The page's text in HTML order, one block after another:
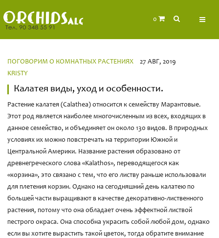
0
ПОГОВОРИМ О КОМНАТНЫХ РАСТЕНИЯХ
27 АВГ, 2019
KRISTY
Калатея виды, уход и особенности.
Растение калатея (Calathea) относится к семейству Марантовые.
Этот род является наиболее многочисленным из всех, входящих в
данное семейство, и объединяет он около 130 видов. В природных
условиях их можно повстречать на территории Южной и
Центральной Америки. Название растения образовано от
древнегреческого слова «Kalathos», переводящегося как
«корзина», это связано с тем, что его листву раньше использовали
для плетения корзин. Однако на сегодняшний день калатею по
большей части выращивают в качестве декоративно-лиственного
растения, потому что она обладает очень эффектной листвой
пестрого окраса. Она способна украсить собой любой дом, однако
если вы хотите вырастить такой цветок, тогда обратите внимание